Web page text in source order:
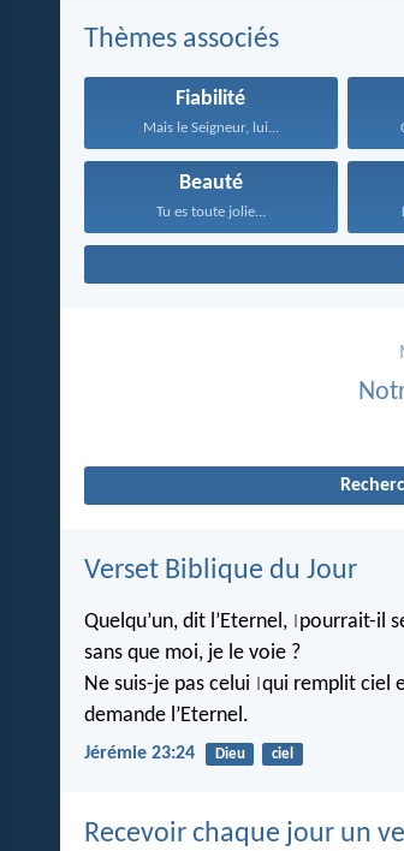
Thèmes associés
Fiabilité
Mais le Seigneur, lui...
Beauté
Tu es toute jolie...
Verset Biblique du Jour
Quelqu’un, dit l’Eternel, pourrait-il
sans que moi, je le voie ?
Ne suis-je pas celui qui remplit ciel
demande l’Eternel.
Jérémie 23:24 Dieu ciel
Recevoir chaque jour un